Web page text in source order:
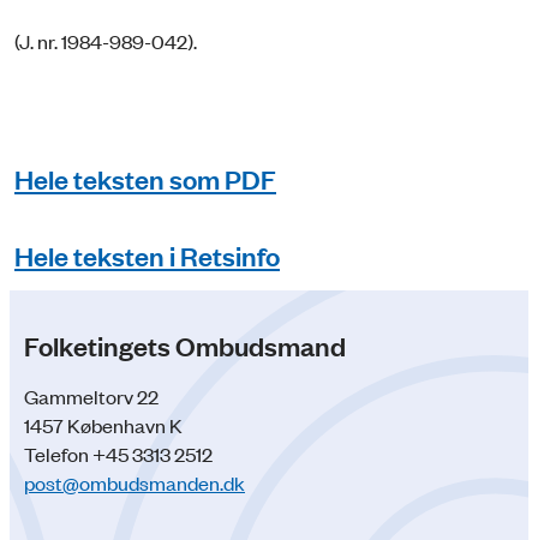
(J. nr. 1984-989-042).
Hele teksten som PDF
Hele teksten i Retsinfo
Folketingets Ombudsmand
Gammeltorv 22
1457 København K
Telefon +45 3313 2512
post@ombudsmanden.dk